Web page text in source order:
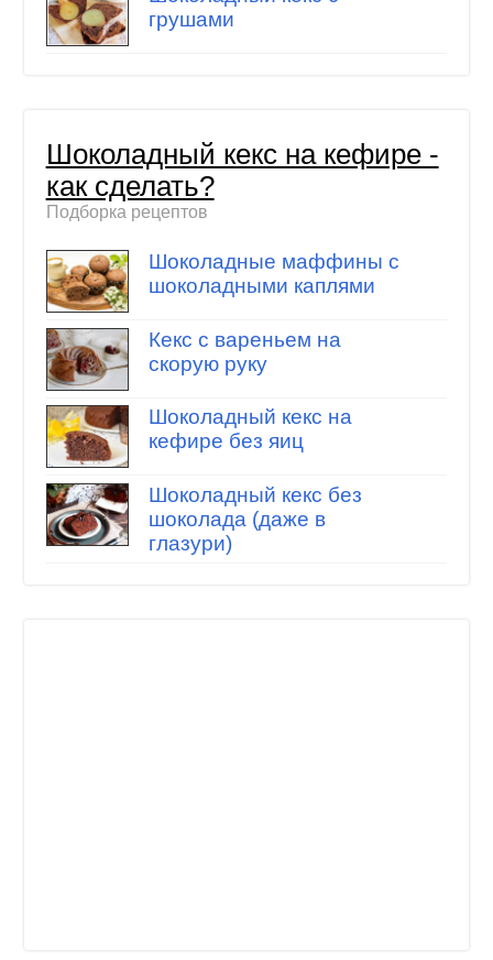
грушами
Шоколадный кекс на кефире -
как сделать?
Подборка рецептов
Шоколадные маффины с
шоколадными каплями
Кекс с вареньем на
скорую руку
Шоколадный кекс на
кефире без яиц
Шоколадный кекс без
шоколада (даже в
глазури)